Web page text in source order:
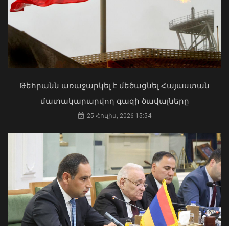
Արթիկի դպրոցի հաշվապահը
կատարել է առանձնապես խոշոր
08 Օգոստոս, 2026 12:16
Ի՞նչ ուղերձ էր ոտքի չկանգնելը.
Աղաջանյանը` ընդդիմությանը
02 Օգոստոս, 2026 15:22
Մկրտության արարողությունից հետո
Արտաշատում 14 մարդ թունավորման
Թեհրանն առաջարկել է մեծացնել Հայաստան
մատակարարվող գազի ծավալները
25 Հուլիս, 2026 15:54